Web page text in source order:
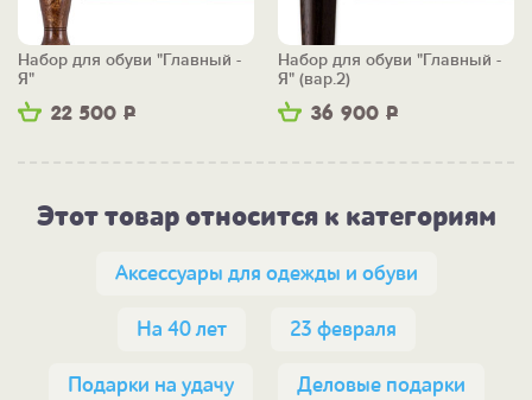
22 500 Р
Набор для обуви "Главный -
Я"
36 900 Р
Набор для обуви "Главный -
Я" (вар.2)
Этот товар относится к категориям
Аксессуары для одежды и обуви
На 40 лет 23 февраля
Подарки на удачу Деловые подарки